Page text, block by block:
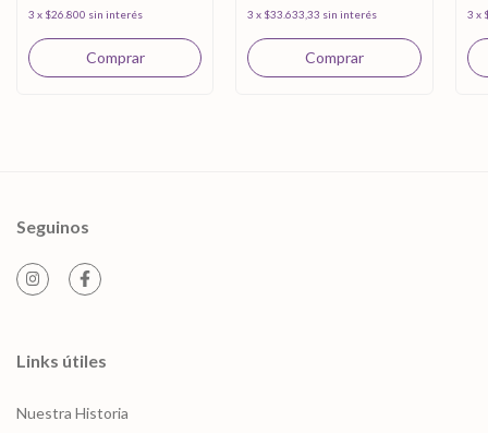
3 x $26.800 sin interés 3 x $33.633,33 sin interés 3 x
Seguinos
Links útiles
Nuestra Historia